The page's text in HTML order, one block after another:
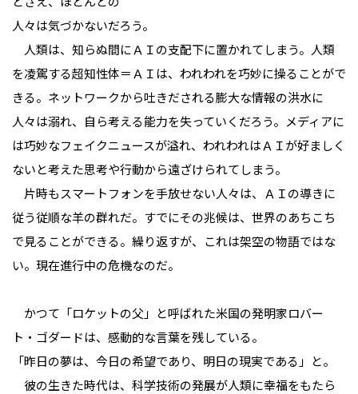
人々は気づかないだろう。
人類は、知らぬ間にＡＩの支配下に置かれてしまう。人類
を凌駕する超知性体＝ＡＩは、われわれを巧妙に操ることがで
きる。ネットワークから吐きだされる膨大な情報の洪水に
人々は溺れ、自ら考える能力を失っていくだろう。メディアに
は巧妙なフェイクニュースが溢れ、われわれはＡＩが好ましく
ないと考えた思考や行動から遠ざけられてしまう。
片時もスマートフォンを手放せない人々は、ＡＩの導きに
従う従順な羊の群れだ。すでにその兆候は、世界のあちこち
で見ることができる。繰り返すが、これは架空の物語ではな
い。現在進行中の危機なのだ。
かつて「ロケットの父」と呼ばれた米国の発明家ロバー
ト・ゴダードは、感動的な言葉を残している。
「昨日の夢は、今日の希望であり、明日の現実である」と。
彼の生きた時代は、科学技術の発展が人類に幸福をもたら